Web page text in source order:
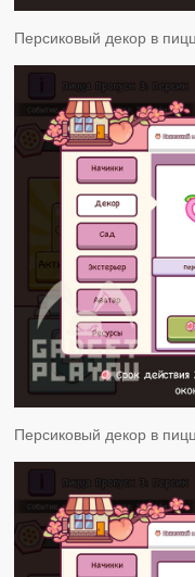
Персиковый декор в
Персиковый декор в